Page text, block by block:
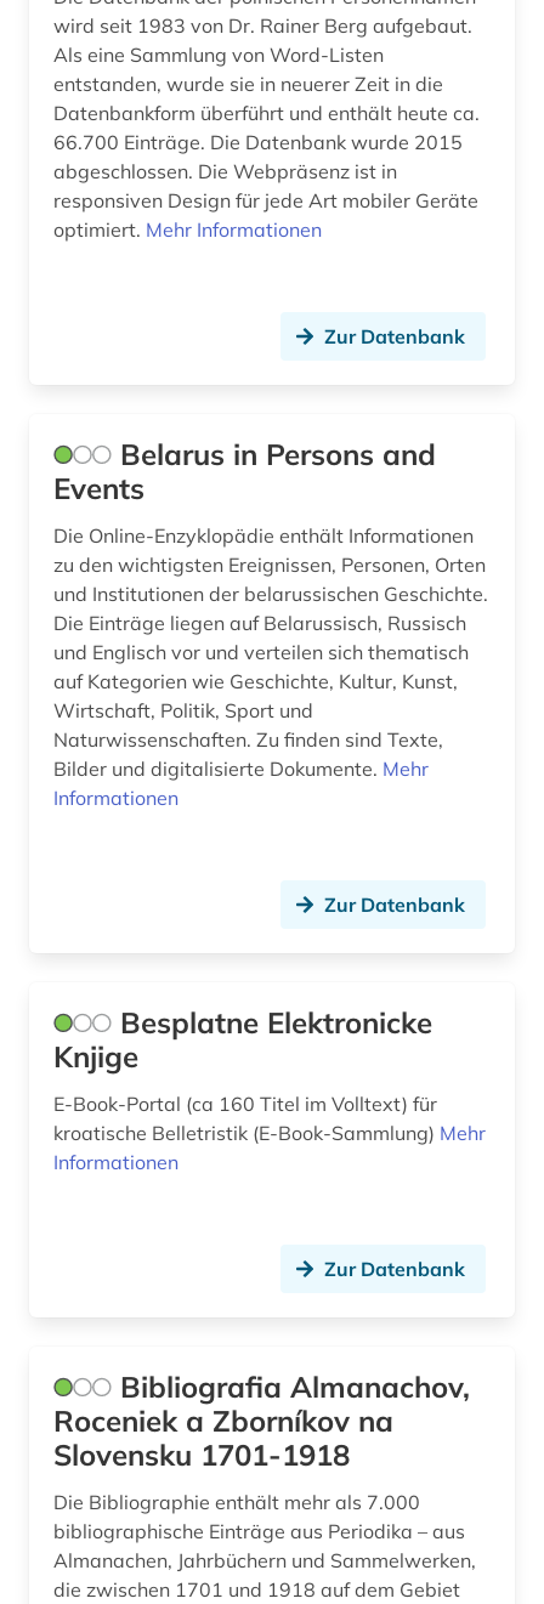
minderheitensprache (1)
miroslav (1)
mittelalter (2)
mittellatein (1)
(1)
moskau (3)
multimedia (1)
musik (3)
musikwissenschaft (1)
muße (1)
münchen (1)
&amp;quot;sv. kliment ohridski&amp;quot; -
nationalbibliografie (6)
natur (1)
nikolaj m. (1)
nordmazedonien (1)
online-katalog (1)
onomasiologie (1)
wird seit 1983 von Dr. Rainer Berg aufgebaut.
Als eine Sammlung von Word-Listen
entstanden, wurde sie in neuerer Zeit in die
Datenbankform überführt und enthält heute ca.
66.700 Einträge. Die Datenbank wurde 2015
abgeschlossen. Die Webpräsenz ist in
responsiven Design für jede Art mobiler Geräte
optimiert. Mehr Informationen
Zur Datenbank
Belarus in Persons and
Events
Die Online-Enzyklopädie enthält Informationen
zu den wichtigsten Ereignissen, Personen, Orten
und Institutionen der belarussischen Geschichte.
Die Einträge liegen auf Belarussisch, Russisch
und Englisch vor und verteilen sich thematisch
auf Kategorien wie Geschichte, Kultur, Kunst,
Wirtschaft, Politik, Sport und
Naturwissenschaften. Zu finden sind Texte,
Bilder und digitalisierte Dokumente. Mehr
Informationen
Zur Datenbank
Besplatne Elektronicke
Knjige
E-Book-Portal (ca 160 Titel im Volltext) für
kroatische Belletristik (E-Book-Sammlung) Mehr
Informationen
Zur Datenbank
Bibliografia Almanachov,
Roceniek a Zborníkov na
Slovensku 1701-1918
Die Bibliographie enthält mehr als 7.000
bibliographische Einträge aus Periodika – aus
Almanachen, Jahrbüchern und Sammelwerken,
die zwischen 1701 und 1918 auf dem Gebiet